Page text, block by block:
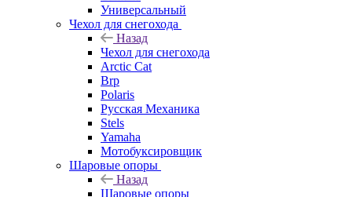
Универсальный
Чехол для снегохода
Назад
Чехол для снегохода
Arctic Cat
Brp
Polaris
Русская Механика
Stels
Yamaha
Мотобуксировщик
Шаровые опоры
Назад
Шаровые опоры